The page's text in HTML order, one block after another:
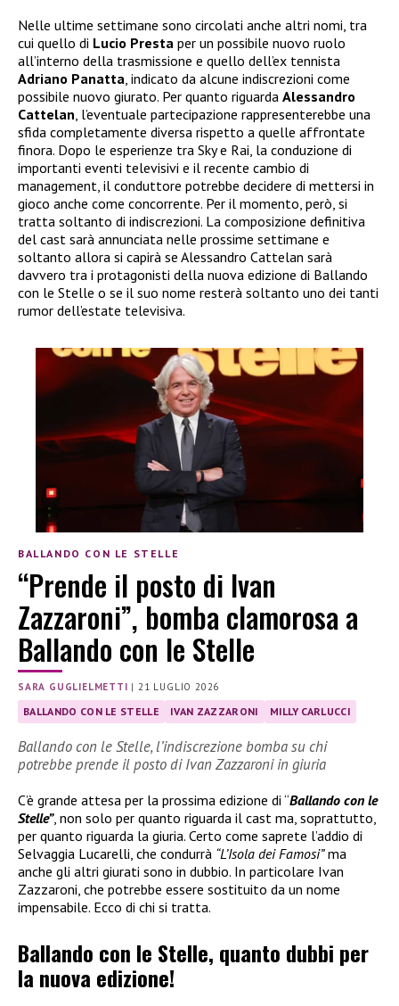
Nelle ultime settimane sono circolati anche altri nomi, tra
cui quello di Lucio Presta per un possibile nuovo ruolo
all’interno della trasmissione e quello dell’ex tennista
Adriano Panatta, indicato da alcune indiscrezioni come
possibile nuovo giurato. Per quanto riguarda Alessandro
Cattelan, l’eventuale partecipazione rappresenterebbe una
sfida completamente diversa rispetto a quelle affrontate
finora. Dopo le esperienze tra Sky e Rai, la conduzione di
importanti eventi televisivi e il recente cambio di
management, il conduttore potrebbe decidere di mettersi in
gioco anche come concorrente. Per il momento, però, si
tratta soltanto di indiscrezioni. La composizione definitiva
del cast sarà annunciata nelle prossime settimane e
soltanto allora si capirà se Alessandro Cattelan sarà
davvero tra i protagonisti della nuova edizione di Ballando
con le Stelle o se il suo nome resterà soltanto uno dei tanti
rumor dell’estate televisiva.
BALLANDO CON LE STELLE
“Prende il posto di Ivan
Zazzaroni”, bomba clamorosa a
Ballando con le Stelle
SARA GUGLIELMETTI | 21 LUGLIO 2026
BALLANDO CON LE STELLE IVAN ZAZZARONI MILLY CARLUCCI
Ballando con le Stelle, l’indiscrezione bomba su chi
potrebbe prende il posto di Ivan Zazzaroni in giuria
C’è grande attesa per la prossima edizione di “Ballando con le
Stelle”, non solo per quanto riguarda il cast ma, soprattutto,
per quanto riguarda la giuria. Certo come saprete l’addio di
Selvaggia Lucarelli, che condurrà “L’Isola dei Famosi”ma
anche gli altri giurati sono in dubbio. In particolare Ivan
Zazzaroni, che potrebbe essere sostituito da un nome
impensabile. Ecco di chi si tratta.
Ballando con le Stelle, quanto dubbi per
la nuova edizione!